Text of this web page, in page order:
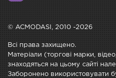
© ACMODASI, 2010 -2026
Всі права захищено.
Матеріали (торгові марки,
знаходяться на цьому сайті
Заборонено використовувати